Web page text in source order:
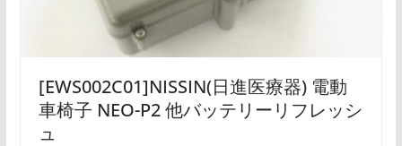
[EWS002C01]NISSIN(日進医療器) 電動
車椅子 NEO-P2 他バッテリーリフレッシ
ュ